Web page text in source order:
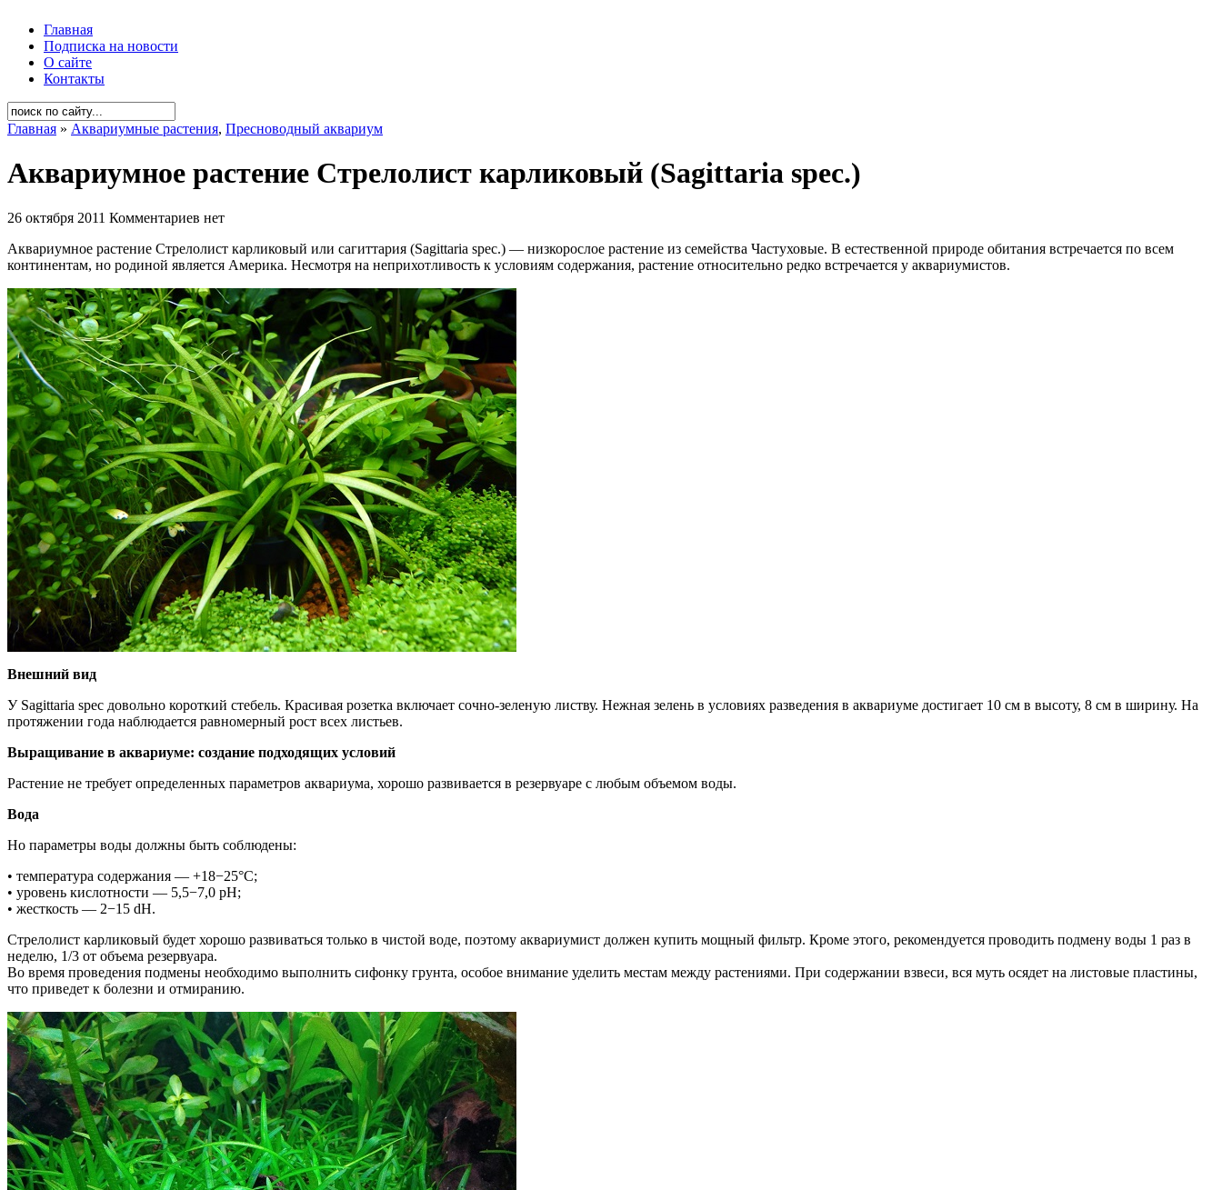
Главная
Подписка на новости
О сайте
Контакты
Главная » Аквариумные растения, Пресноводный аквариум
Аквариумное растение Стрелолист карликовый (Sagittaria spec.)
26 октября 2011 Комментариев нет
Аквариумное растение Стрелолист карликовый или сагиттария (Sagittaria spec.) — низкорослое растение из семейства Частуховые. В естественной природе обитания встречается по всем
континентам, но родиной является Америка. Несмотря на неприхотливость к условиям содержания, растение относительно редко встречается у аквариумистов.
Внешний вид
У Sagittaria spec довольно короткий стебель. Красивая розетка включает сочно-зеленую листву. Нежная зелень в условиях разведения в аквариуме достигает 10 см в высоту, 8 см в ширину. На
протяжении года наблюдается равномерный рост всех листьев.
Выращивание в аквариуме: создание подходящих условий
Растение не требует определенных параметров аквариума, хорошо развивается в резервуаре с любым объемом воды.
Вода
Но параметры воды должны быть соблюдены:
• температура содержания — +18−25°C;
• уровень кислотности — 5,5−7,0 pH;
• жесткость — 2−15 dH.
Стрелолист карликовый будет хорошо развиваться только в чистой воде, поэтому аквариумист должен купить мощный фильтр. Кроме этого, рекомендуется проводить подмену воды 1 раз в
неделю, 1/3 от объема резервуара.
Во время проведения подмены необходимо выполнить сифонку грунта, особое внимание уделить местам между растениями. При содержании взвеси, вся муть осядет на листовые пластины,
что приведет к болезни и отмиранию.